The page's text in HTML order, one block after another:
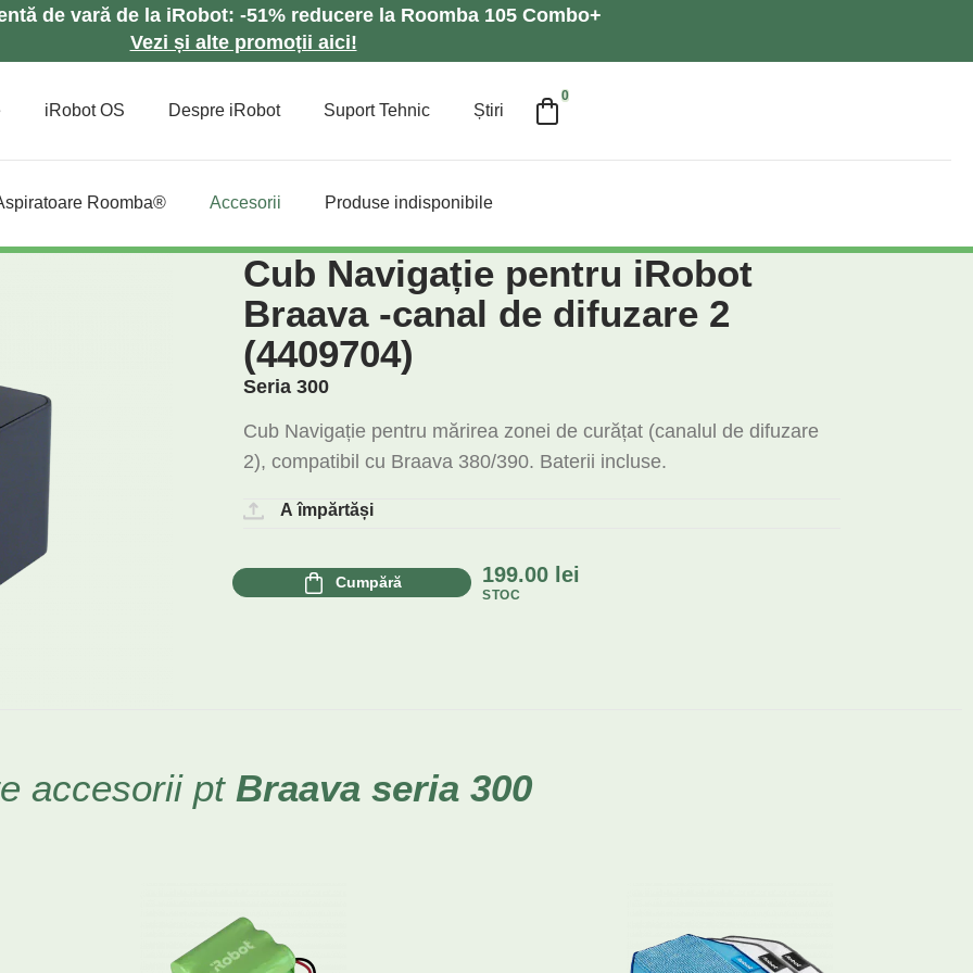
de vară de la iRobot: -51% reducere la Roomba 105 Combo+
Vezi și alte promoții aici!
iRobot OS Despre iRobot Suport Tehnic Știri
0
Roomba® Accesorii Produse indisponibile
Cub Navigație pentru iRobot
Braava -canal de difuzare 2
(4409704)
Seria 300
Cub Navigație pentru mărirea zonei de curățat (canalul de difuzare
2), compatibil cu Braava 380/390. Baterii incluse.
A împărtăși
Cumpără 199.00 lei
STOC
accesorii ptBraava seria 300